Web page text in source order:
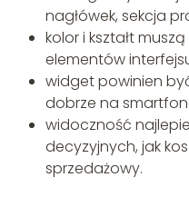
nagłówek, sekcja
kolor i kształt
elementów
widget powinien
dobrze na
widoczność
decyzyjnych, jak
sprzedażowy.